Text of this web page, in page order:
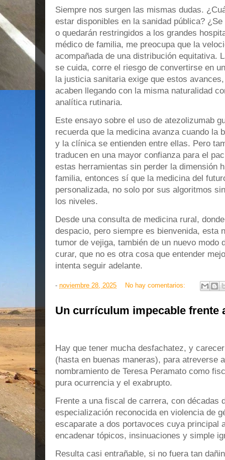
Siempre nos surgen las mismas dudas.
estar disponibles en la sanidad pública?
o quedarán restringidos a los grandes
médico de familia, me preocupa que la
acompañada de una distribución equitativa.
se cuida, corre el riesgo de convertirse en
la justicia sanitaria exige que estos
acaben llegando con la misma naturalidad
analítica rutinaria.
Este ensayo sobre el uso de atezolizumab
recuerda que la medicina avanza cuando la
y la clínica se entienden entre ellas. Pero
traducen en una mayor confianza para el
estas herramientas sin perder la dimensión
familia, entonces sí que la medicina del
personalizada, no solo por sus algoritmos
los niveles.
Desde una consulta de medicina rural,
despacio, pero siempre es bienvenida, esta
tumor de vejiga, también de un nuevo modo
curar, que no es otra cosa que entender
intenta seguir adelante.
- noviembre 28, 2025 No hay comentarios:
Un currículum impecable frente
Hay que tener mucha desfachatez, y
(hasta en buenas maneras), para atreverse
nombramiento de Teresa Peramato como
pura ocurrencia y el exabrupto.
Frente a una fiscal de carrera, con décadas
especialización reconocida en violencia de
escaparate a dos portavoces cuya principal
encadenar tópicos, insinuaciones y simple
Resulta casi entrañable, si no fuera tan